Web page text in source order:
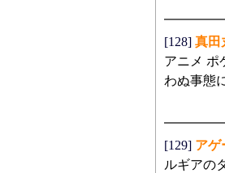
[128] 真田
アニメ ポ
わぬ事態
[129] アゲ
ルギアの